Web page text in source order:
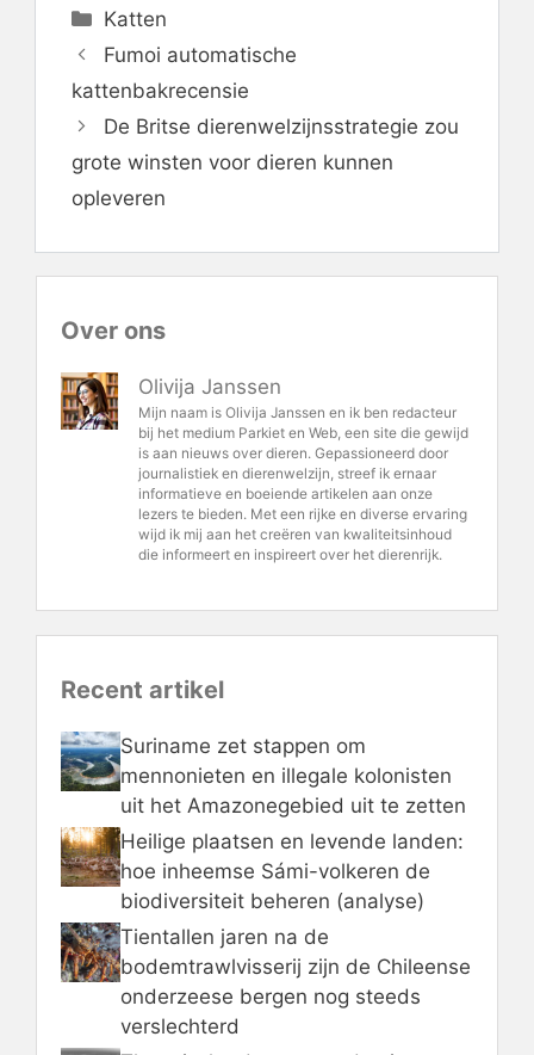
Categorieën
Katten
Fumoi automatische
kattenbakrecensie
De Britse dierenwelzijnsstrategie zou
grote winsten voor dieren kunnen
opleveren
Over ons
Olivija Janssen
Mijn naam is Olivija Janssen en ik ben redacteur
bij het medium Parkiet en Web, een site die gewijd
is aan nieuws over dieren. Gepassioneerd door
journalistiek en dierenwelzijn, streef ik ernaar
informatieve en boeiende artikelen aan onze
lezers te bieden. Met een rijke en diverse ervaring
wijd ik mij aan het creëren van kwaliteitsinhoud
die informeert en inspireert over het dierenrijk.
Recent artikel
Suriname zet stappen om
mennonieten en illegale kolonisten
uit het Amazonegebied uit te zetten
Heilige plaatsen en levende landen:
hoe inheemse Sámi-volkeren de
biodiversiteit beheren (analyse)
Tientallen jaren na de
bodemtrawlvisserij zijn de Chileense
onderzeese bergen nog steeds
verslechterd